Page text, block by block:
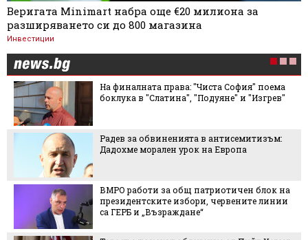
Веригата Minimart набра още €20 милиона за
разширяването си до 800 магазина
Инвестиции
На финалната права: "Чиста София" поема
боклука в "Слатина", "Подуяне" и "Изгрев"
Радев за обвиненията в антисемитизъм:
Дадохме морален урок на Европа
ВМРО работи за общ патриотичен блок на
президентските избори, червените линии
са ГЕРБ и „Възраждане“